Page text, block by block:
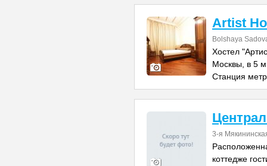
Artist
Bolshaya
Хостел
Москвы, в 5
Станция
3-я
коттедже